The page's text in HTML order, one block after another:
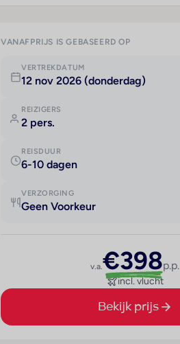
VANAFPRIJS IS GEBASEERD OP
VERTREKDATUM
12 nov 2026 (donderdag)
REIZIGERS
2 pers.
REISDUUR
6-10 dagen
VERZORGING
Geen Voorkeur
v.a.€398p.p.
incl. vlucht
Bekijk prijs